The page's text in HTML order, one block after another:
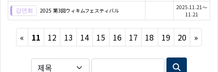
2025 第3回ウィキムフェスティバル
2025.11.21～
11.21
« Previous
11 12 13 14 15 16 17 18 19 20 »Next